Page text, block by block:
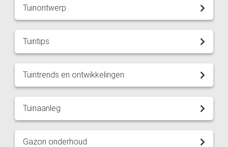
Tuinontwerp
Tuintips
Tuintrends en ontwikkelingen
Tuinaanleg
Gazon onderhoud